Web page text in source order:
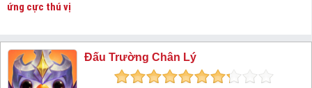
ứng cực thú vị
Đấu Trường Chân Lý